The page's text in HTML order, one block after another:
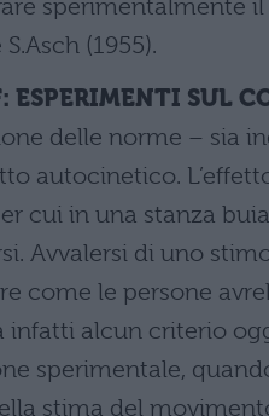
sperimentalmente
S.Asch (1955).
ESPERIMENTI SUL
delle norme – sia
autocinetico.
cui in una stanza
Avvalersi di uno
come le persone
infatti alcun criterio
sperimentale,
stima del